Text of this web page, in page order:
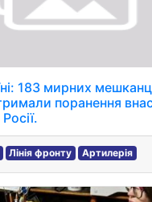
183 мирних
поранення
Лінія фронту Артилерія